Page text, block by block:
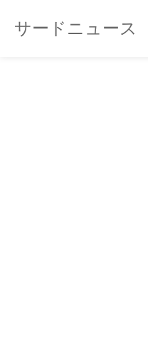
サードニュース